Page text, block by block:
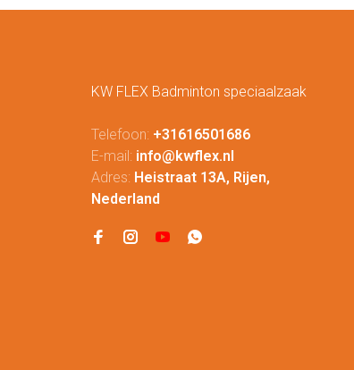
KW FLEX Badminton speciaalzaak
Telefoon: +31616501686
E-mail: info@kwflex.nl
Adres: Heistraat 13A, Rijen,
Nederland